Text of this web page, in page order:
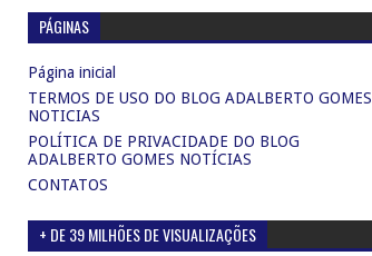
PÁGINAS
Página inicial
TERMOS DE USO DO BLOG ADALBERTO GOMES
NOTICIAS
POLÍTICA DE PRIVACIDADE DO BLOG
ADALBERTO GOMES NOTÍCIAS
CONTATOS
+ DE 39 MILHÕES DE VISUALIZAÇÕES